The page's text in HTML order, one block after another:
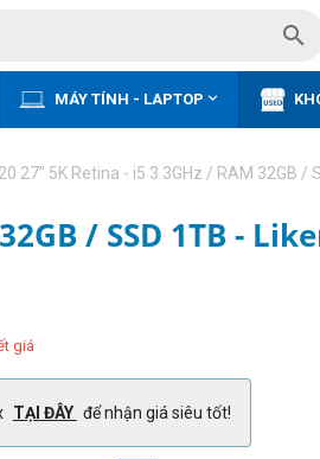

MÁY TÍNH - LAPTOP 
27" 5K Retina - i5 3.3GHz / RAM 32GB /
/ SSD 1TB -
giá
TẠI ĐÂY để nhận giá siêu tốt!